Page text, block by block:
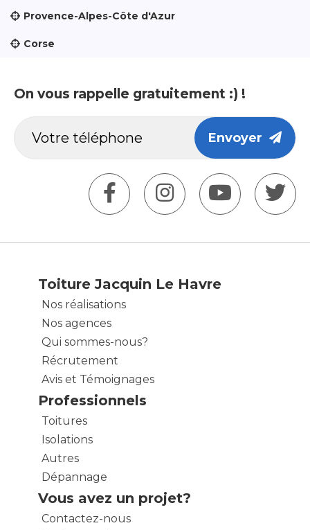
Provence-Alpes-Côte d'Azur
Corse
On vous rappelle gratuitement :) !
Envoyer
Toiture Jacquin Le Havre
Nos réalisations
Nos agences
Qui sommes-nous?
Récrutement
Avis et Témoignages
Professionnels
Toitures
Isolations
Autres
Dépannage
Vous avez un projet?
Contactez-nous